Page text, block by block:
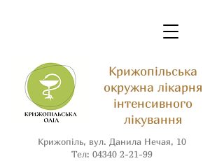
Крижопільська
окружна лікарня
інтенсивного
лікування
Крижопіль, вул. Данила Нечая, 10
Тел: 04340 2-21-99